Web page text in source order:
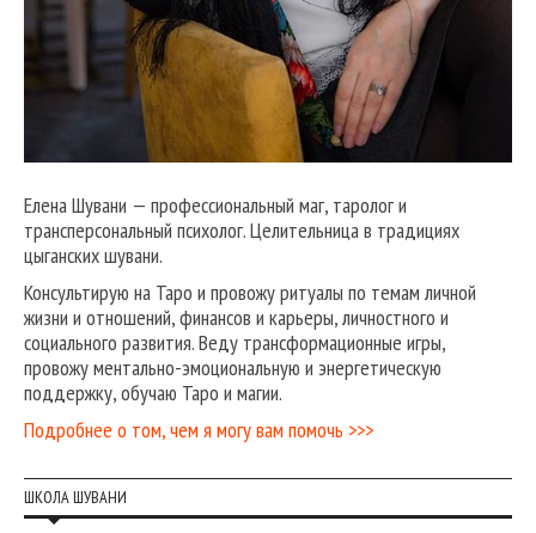
Елена Шувани — профессиональный маг, таролог и
трансперсональный психолог. Целительница в традициях
цыганских шувани.
Консультирую на Таро и провожу ритуалы по темам личной
жизни и отношений, финансов и карьеры, личностного и
социального развития. Веду трансформационные игры,
провожу ментально-эмоциональную и энергетическую
поддержку, обучаю Таро и магии.
Подробнее о том, чем я могу вам помочь >>>
ШКОЛА ШУВАНИ